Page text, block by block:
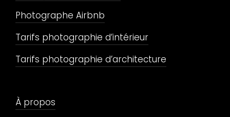
Photographe Airbnb
Tarifs photographie d’intérieur
Tarifs photographie d’architecture
À propos